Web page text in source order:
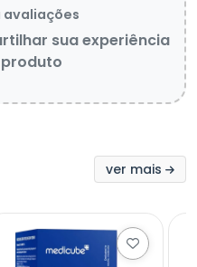
avaliações
sua experiência
ver mais